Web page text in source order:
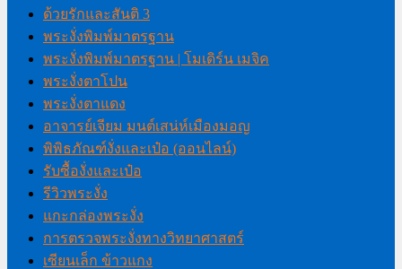
ด้วยรักและสันติ 3
พระงั่งพิมพ์มาตรฐาน
พระงั่งพิมพ์มาตรฐาน | โมเดิร์น เมจิค
พระงั่งตาโปน
พระงั่งตาแดง
อาจารย์เจียม มนต์เสน่ห์เมืองมอญ
พิพิธภัณฑ์งั่งและเป๋อ (ออนไลน์)
รับซื้องั่งและเป๋อ
รีวิวพระงั่ง
แกะกล่องพระงั่ง
การตรวจพระงั่งทางวิทยาศาสตร์
เซียนเล็ก ข้าวแกง